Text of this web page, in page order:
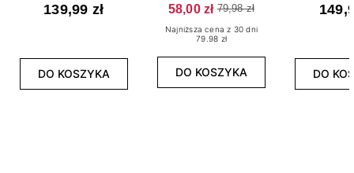
139,99 zł
DO KOSZYKA
58,00 zł 79,98 zł
Najniższa cena z 30 dni
79.98 zł
DO KOSZYKA DO